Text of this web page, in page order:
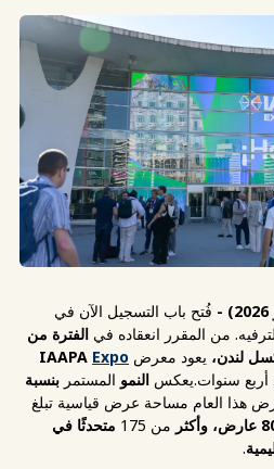
فُتح باب التسجيل الآن في
من المقرر انعقاده في الفترة من
يعود معرض IAAPA Expo
سنوات.يعكس النمو المستمر بنسبة
هذا العام مساحة عرض قياسية تبلغ
من 175
متحدثًا في
.